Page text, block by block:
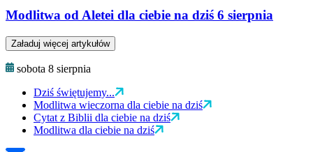
Modlitwa od Aletei dla ciebie na dziś 6 sierpnia
Załaduj więcej artykułów
sobota 8 sierpnia
Dziś świętujemy...
Modlitwa wieczorna dla ciebie na dziś
Cytat z Biblii dla ciebie na dziś
Modlitwa dla ciebie na dziś